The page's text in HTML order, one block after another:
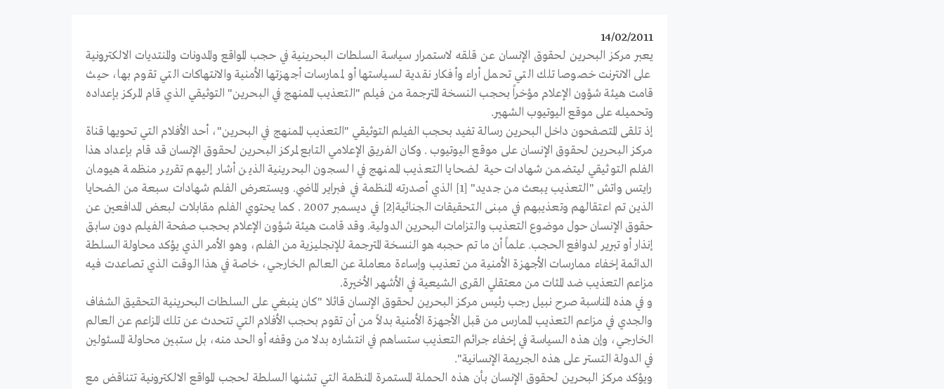
14/02/2011
يعبر مركز البحرين لحقوق الإنسان عن قلقه لاستمرار سياسة السلطات البحرينية في حجب المواقع والمدونات والمنتديات الالكترونية
على الانترنت خصوصا تلك التي تحمل أراء وأفكار نقدية لسياستها أو لممارسات أجهزتها الأمنية والانتهاكات التي تقوم بها، حيث
قامت هيئة شؤون الإعلام مؤخراً بحجب النسخة المترجمة من فيلم "التعذيب الممنهج في البحرين" التوثيقي الذي قام المركز بإعداده
وتحميله على موقع اليوتيوب الشهير.
إذ تلقى المتصفحون داخل البحرين رسالة تفيد بحجب الفيلم التوثيقي "التعذيب الممنهج في البحرين"، أحد الأفلام التي تحويها قناة
مركز البحرين لحقوق الإنسان على موقع اليوتيوب . وكان الفريق الإعلامي التابع لمركز البحرين لحقوق الإنسان قد قام بإعداد هذا
الفلم التوثيقي ليتضمن شهادات حية لضحايا التعذيب الممنهج في السجون البحرينية الذين أشار إليهم تقرير منظمة هيومان
رايتس واتش "التعذيب يبعث من جديد" [1] الذي أصدرته المنظمة في فبراير الماضي. ويستعرض الفلم شهادات سبعة من الضحايا
الذين تم اعتقالهم وتعذيبهم في مبنى التحقيقات الجنائية[2] في ديسمبر 2007 . كما يحتوي الفلم مقابلات لبعض المدافعين عن
حقوق الإنسان حول موضوع التعذيب والتزامات البحرين الدولية. وقد قامت هيئة شؤون الإعلام بحجب صفحة الفيلم دون سابق
إنذار أو تبرير لدوافع الحجب. علماً أن ما تم حجبه هو النسخة المترجمة للإنجليزية من الفلم، وهو الأمر الذي يؤكد محاولة السلطة
الدائمة إخفاء ممارسات الأجهزة الأمنية من تعذيب وإساءة معاملة عن العالم الخارجي، خاصة في هذا الوقت الذي تصاعدت فيه
مزاعم التعذيب ضد المئات من معتقلي القرى الشيعية في الأشهر الأخيرة.
و في هذه المناسبة صرح نبيل رجب رئيس مركز البحرين لحقوق الإنسان قائلا "كان ينبغي على السلطات البحرينية التحقيق الشفاف
والجدي في مزاعم التعذيب الممارس من قبل الأجهزة الأمنية بدلاً من أن تقوم بحجب الأفلام التي تتحدث عن تلك المزاعم عن العالم
الخارجي، وإن هذه السياسة في إخفاء جرائم التعذيب ستساهم في انتشاره بدلا من وقفه أو الحد منه، بل ستبين محاولة المسئولين
في الدولة التستر على هذه الجريمة الإنسانية".
ويؤكد مركز البحرين لحقوق الإنسان بأن هذه الحملة المستمرة المنظمة التي تشنها السلطة لحجب المواقع الالكترونية تتناقض مع